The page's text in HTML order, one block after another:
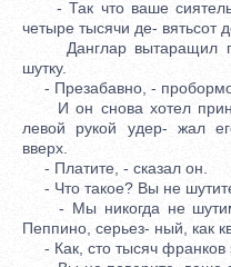
- Так что ваше
четыре тысячи де- вятьсот
Данглар вытаращил
шутку.
- Презабавно, -
И он снова хотел
левой рукой удер- жал
вверх.
- Платите, - сказал он.
- Что такое? Вы не
- Мы никогда не шутим,
Пеппино, серьез- ный, как
- Как, сто тысяч франков